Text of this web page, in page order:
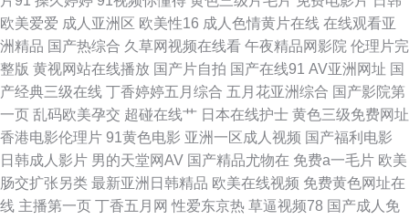
好逼网 亚州午夜剧场 97超碰成人 福利人AV 美国骚极品极品 深夜福利美女
网站 99热欧美麻豆 韩国A级黄色 日本A∨ 伊人撸久久 超碰99人人妻 av大香
蕉久久 麻豆h片 91免费高清视频 国产欧美伊人 人妻熟女在线网址 91片子 国
产日韩欧美足交 欧洲精品久久 在线理论视频艹 传媒91伦理视频 麻豆性爱网
欧美爱爱 成人亚洲区 欧美性16 成人色情黄片在线 在线观看亚
洲精品 国产热综合 久草网视频在线看 午夜精品网影院 伦理片完
整版 黄视网站在线播放 国产片自拍 国产在线91 AV亚洲网址 国
产经典三级在线 丁香婷婷五月综合 五月花亚洲综合 国产影院第
一页 乱码欧美孕交 超碰在线艹 日本在线护士 黄色三级免费网址
香港电影伦理片 91黄色电影 亚洲一区成人视频 国产福利电影
日韩成人影片 男的天堂网AV 国产精品尤物在 免费a一毛片 欧美
肠交扩张另类 最新亚洲日韩精品 欧美在线视频 免费黄色网址在
线 主播第一页 丁香五月网 性爱东京热 草逼视频78 国产成人免